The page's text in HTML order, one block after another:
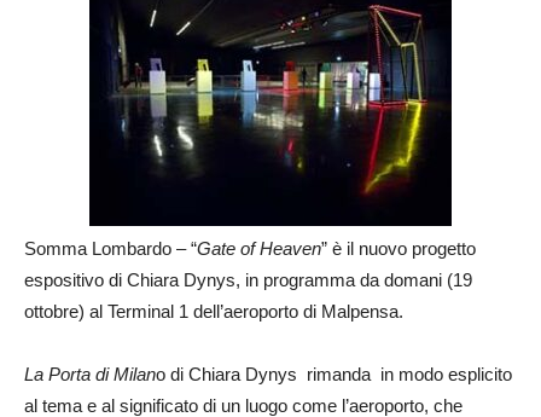
Somma Lombardo – “Gate of Heaven” è il nuovo progetto
espositivo di Chiara Dynys, in programma da domani (19
ottobre) al Terminal 1 dell’aeroporto di Malpensa.
La Porta di Milano di Chiara Dynys rimanda in modo esplicito
al tema e al significato di un luogo come l’aeroporto, che